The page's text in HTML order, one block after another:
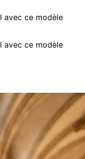
avec ce modèle
avec ce modèle